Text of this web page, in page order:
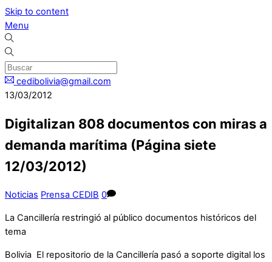
Skip to content
Menu
cedibolivia@gmail.com
13/03/2012
Digitalizan 808 documentos con miras a
demanda marítima (Página siete
12/03/2012)
Noticias Prensa CEDIB 0
La Cancillería restringió al público documentos históricos del
tema
Bolivia El repositorio de la Cancillería pasó a soporte digital los